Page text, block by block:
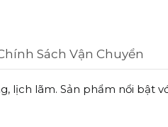
Sách Vận Chuyển
lịch lãm. Sản phẩm nổi bật